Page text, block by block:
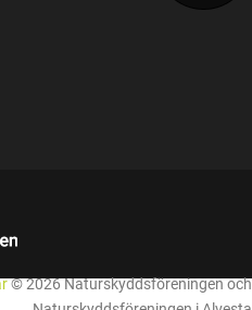
© 2026 Naturskyddsföreningen och